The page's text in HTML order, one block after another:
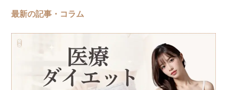
最新の記事・コラム